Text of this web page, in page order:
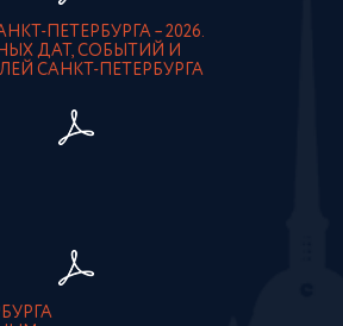
ПЕТЕРБУРГА – 2026.
ДАТ, СОБЫТИЙ И
САНКТ-ПЕТЕРБУРГА